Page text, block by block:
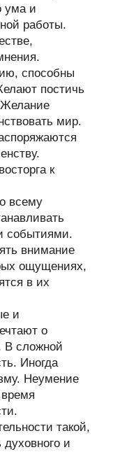
ума и
работы.
способны
постичь
Желание
мир.
к
всему
событиями.
внимание
ощущениях,
в их
и
о
В сложной
Иногда
Неумение
такой,
духовного и